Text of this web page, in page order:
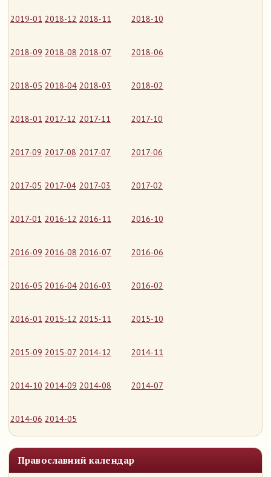
2019-01 2018-12 2018-11 2018-10
2018-09 2018-08 2018-07 2018-06
2018-05 2018-04 2018-03 2018-02
2018-01 2017-12 2017-11 2017-10
2017-09 2017-08 2017-07 2017-06
2017-05 2017-04 2017-03 2017-02
2017-01 2016-12 2016-11 2016-10
2016-09 2016-08 2016-07 2016-06
2016-05 2016-04 2016-03 2016-02
2016-01 2015-12 2015-11 2015-10
2015-09 2015-07 2014-12 2014-11
2014-10 2014-09 2014-08 2014-07
2014-06 2014-05
Православний календар